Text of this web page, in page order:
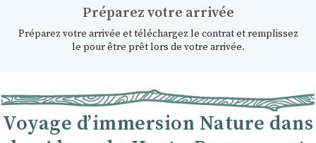
Préparez votre arrivée
Préparez votre arrivée et téléchargez le contrat et remplissez
le pour être prêt lors de votre arrivée.
Voyage d’immersion Nature dans